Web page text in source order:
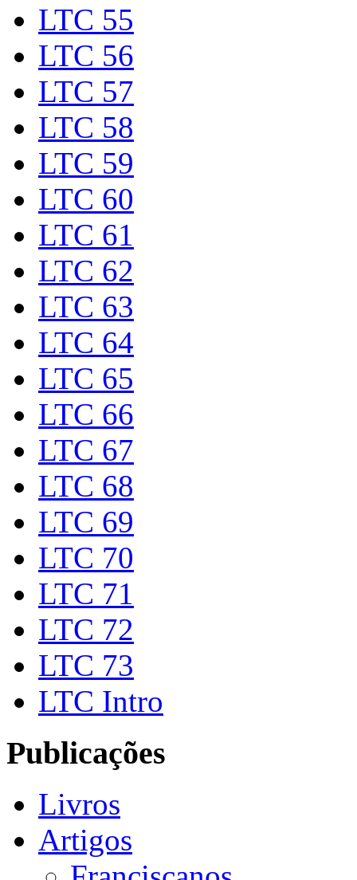
LTC 55
LTC 56
LTC 57
LTC 58
LTC 59
LTC 60
LTC 61
LTC 62
LTC 63
LTC 64
LTC 65
LTC 66
LTC 67
LTC 68
LTC 69
LTC 70
LTC 71
LTC 72
LTC 73
LTC Intro
Publicações
Livros
Artigos